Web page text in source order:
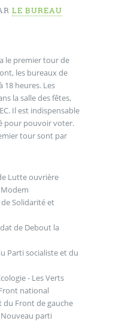
LE BUREAU
le premier tour de
les bureaux de
heures. Les
la salle des fêtes,
Il est indispensable
pour pouvoir voter.
tour sont par
Lutte ouvrière
Solidarité et
de Debout la
Parti socialiste et du
- Les Verts
national
du Front de gauche
parti